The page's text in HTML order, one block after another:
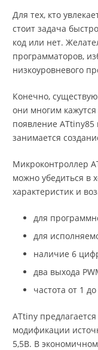
Для тех, кто
стоит задача
код или нет.
программаторов,
низкоуровневого
Конечно,
они многим
появление ATtiny85
занимается
Микроконтроллер
можно убедиться в
характеристик и
для
для
наличие 6
два выхода
частота от 1
ATtiny
модификации
5,5В. В